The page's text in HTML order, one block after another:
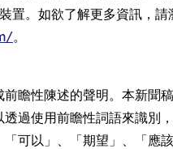
置。如欲了解更多資訊，請
。
瞻性陳述的聲明。本新聞
透過使用前瞻性詞語來識別
可以」、「期望」、「應